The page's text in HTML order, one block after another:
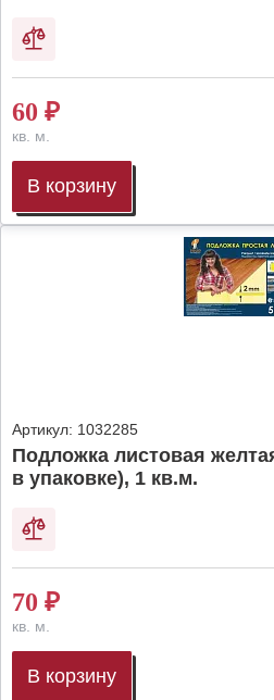
60 ₽
кв. м.
В корзину
Артикул: 1032285
Подложка листовая
в упаковке), 1 кв.м.
70 ₽
кв. м.
В корзину